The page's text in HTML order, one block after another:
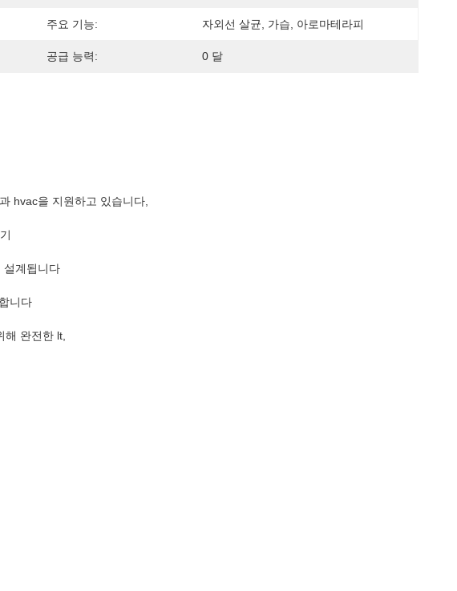
주요 기능: 자외선 살균, 가습, 아로마테라피
공급 능력: 0 달
hvac을 지원하고 있습니다,
설계됩니다
니다
완전한 lt,